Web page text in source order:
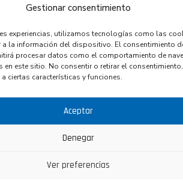
Gestionar consentimiento
experiencias, utilizamos tecnologías como las
a la información del dispositivo. El consentimiento
procesar datos como el comportamiento de
en este sitio. No consentir o retirar el
ciertas características y funciones.
Aceptar
Denegar
Ver preferencias